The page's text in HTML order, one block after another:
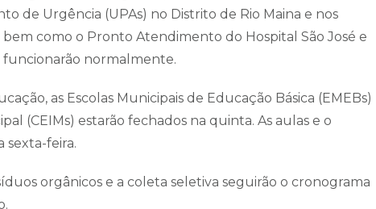
de Urgência (UPAs) no Distrito de Rio Maina e nos
bem como o Pronto Atendimento do Hospital São José e
funcionarão normalmente.
as Escolas Municipais de Educação Básica (EMEBs)
(CEIMs) estarão fechados na quinta. As aulas e o
sexta-feira.
orgânicos e a coleta seletiva seguirão o cronograma